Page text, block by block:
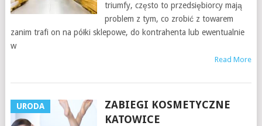
triumfy, często to przedsiębiorcy mają
problem z tym, co zrobić z towarem
zanim trafi on na półki sklepowe, do kontrahenta lub ewentualnie
w
Read More
URODA
ZABIEGI KOSMETYCZNE
KATOWICE